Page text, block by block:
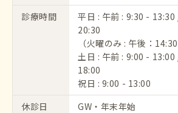
診療時間
平日 : 午前 : 9:30 -
20:30
（火曜のみ : 午後：
土日 : 午前 : 9:00 -
18:00
祝日 : 9:00 - 13:00
休診日
GW・年末年始